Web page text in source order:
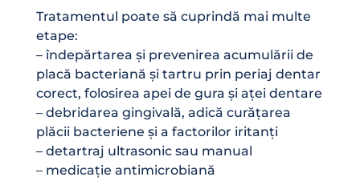
Tratamentul poate să cuprindă mai multe
etape:
– îndepărtarea și prevenirea acumulării de
placă bacteriană și tartru prin periaj dentar
corect, folosirea apei de gura și aței dentare
– debridarea gingivală, adică curățarea
plăcii bacteriene și a factorilor iritanți
– detartraj ultrasonic sau manual
– medicație antimicrobiană